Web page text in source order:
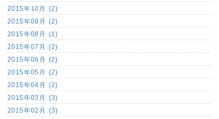
2015年10月 (2)
2015年09月 (2)
2015年08月 (1)
2015年07月 (2)
2015年06月 (2)
2015年05月 (2)
2015年04月 (2)
2015年03月 (3)
2015年02月 (3)